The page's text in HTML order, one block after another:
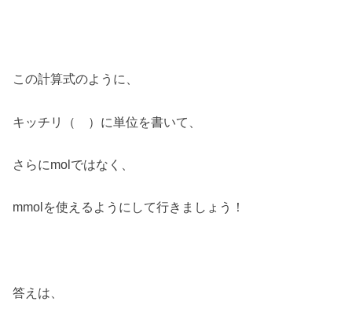
この計算式のように、
キッチリ（ ）に単位を書いて、
さらにmolではなく、
mmolを使えるようにして行きましょう！
答えは、